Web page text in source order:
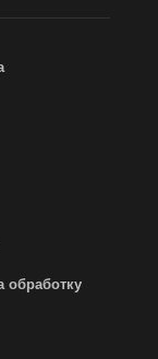
обработку